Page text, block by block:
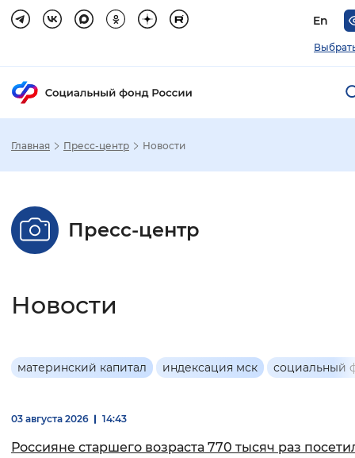
En
Размер шрифта
Нормальный
Главная Пресс-центр Новости
Пресс-центр
Новости
Основная
материнский капитал индексация мск социальный
03 августа 2026 14:43
Россияне старшего возраста 770 тысяч раз